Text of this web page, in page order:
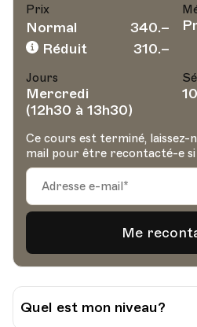
Prix
Normal
340.–
Réduit
310.–
Jours
Mercredi
(12h30 à 13h30)
Ce cours est terminé, laissez-
mail pour être recontacté-e
Quel est mon niveau?